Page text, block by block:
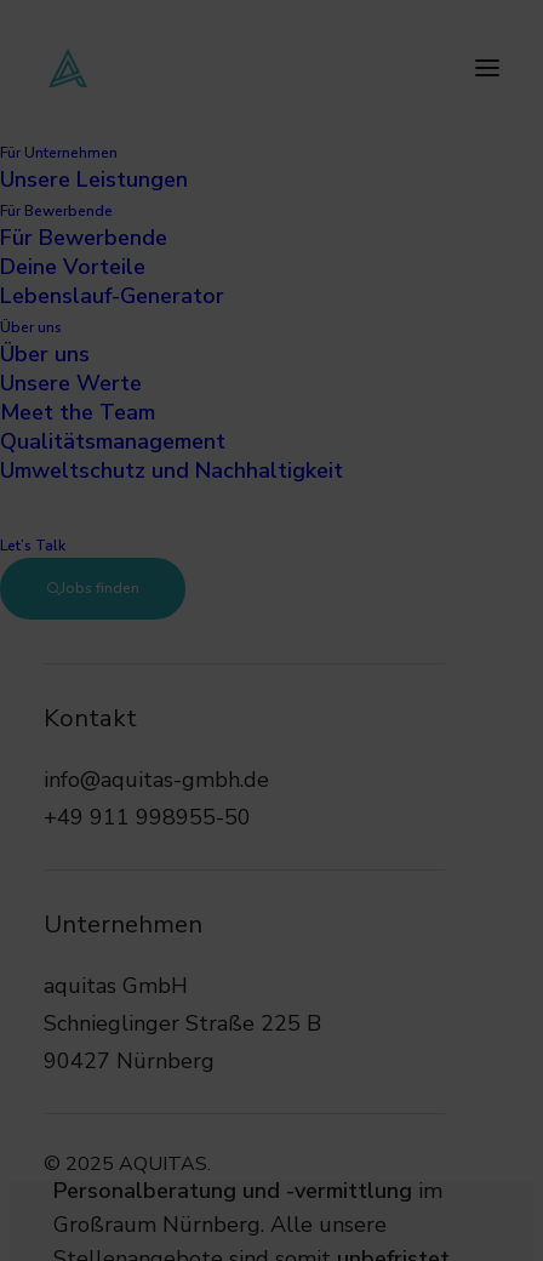
Für Unternehmen
Unsere Leistungen
Für Bewerbende
Für Bewerbende
Deine Vorteile
Lebenslauf-Generator
Über uns
Über uns
Unsere Werte
Meet the Team
Qualitätsmanagement
Umweltschutz und Nachhaltigkeit
Let’s Talk
Jobs finden
Kontakt
info@aquitas-gmbh.de
+49 911 998955-50
Unternehmen
aquitas GmbH
Schnieglinger Straße 225 B
90427 Nürnberg
© 2025 AQUITAS.
Product Conformity
Manager (gn)
30.06.2026
Vollzeit
72.000 € – 77.000 €
AQUITASspezialisiert sich auf die
Personalberatung und -vermittlung im
Großraum Nürnberg. Alle unsere